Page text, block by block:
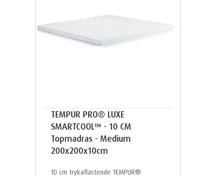
TEMPUR PRO® LUXE
SMARTCOOL™ - 10 CM
Topmadras - Medium
200x200x10cm
10 cm trykaflastende TEMPUR®